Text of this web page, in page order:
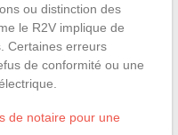
ou distinction des
le R2V implique de
Certaines erreurs
de conformité ou une
de notaire pour une